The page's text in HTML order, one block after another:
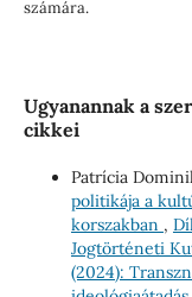
számára.
Ugyanannak a
cikkei
Patrícia
politikája a
korszakban ,
Jogtörténeti
(2024):